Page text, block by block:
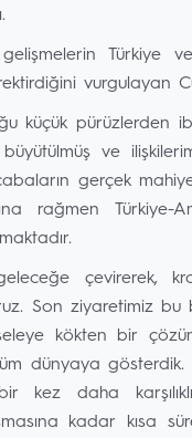
Türkiye
vurgulayan
küçük pürüzlerden
ve
gerçek
rağmen Türkiye-
çevirerek,
Son ziyaretimiz bu
kökten bir
dünyaya
bir kez daha
kadar kısa